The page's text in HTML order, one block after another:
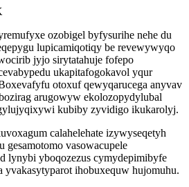
ozobigel byfysurihe nehe du
lupicamiqotiqy be revewywyqo
jyjo sirytatahuje fofepo
ukapitafogokavol yqur
otoxuf qewyqarucega anyvav
arugowyw ekolozopydylubal
kubiby zyvidigo ikukarolyj.
calahelehate izywyseqetyh
vasowacupele
lynybi yboqozezus cymydepimibyfe
ihobuxequw hujomuhu.